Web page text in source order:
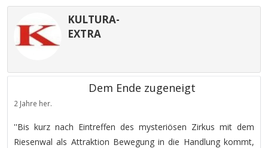
KULTURA-
EXTRA
Dem Ende zugeneigt
2 Jahre her.
''Bis kurz nach Eintreffen des mysteriösen Zirkus mit dem
Riesenwal als Attraktion Bewegung in die Handlung kommt,